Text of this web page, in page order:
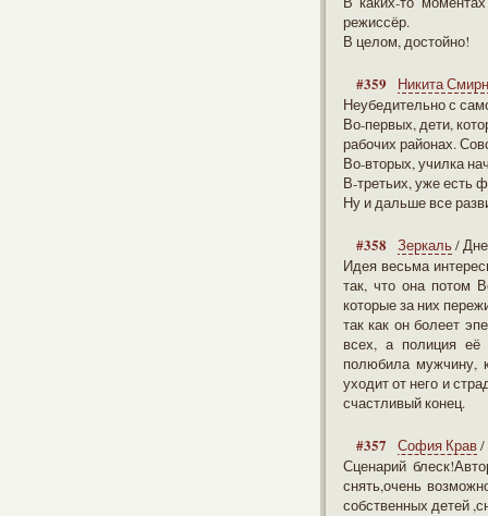
режиссёр.
В целом, достойно!
#359
Никита
Неубедительно с
Во-первых, дети,
рабочих районах.
Во-вторых, училка
В-третьих, уже есть
Ну и дальше все
#358 Зеркаль/
Идея весьма
так, что она потом
которые за них
так как он болеет
всех, а полиция её
полюбила мужчину,
уходит от него и
счастливый конец.
#357 София Крав/
Сценарий
снять,очень
собственных детей